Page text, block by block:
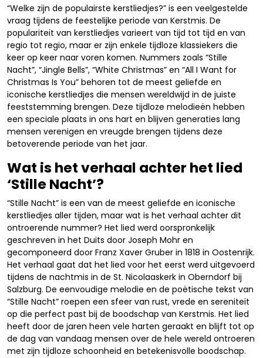
“Welke zijn de populairste kerstliedjes?” is een veelgestelde
vraag tijdens de feestelijke periode van Kerstmis. De
populariteit van kerstliedjes varieert van tijd tot tijd en van
regio tot regio, maar er zijn enkele tijdloze klassiekers die
keer op keer naar voren komen. Nummers zoals “Stille
Nacht”, “Jingle Bells”, “White Christmas” en “All I Want for
Christmas Is You” behoren tot de meest geliefde en
iconische kerstliedjes die mensen wereldwijd in de juiste
feeststemming brengen. Deze tijdloze melodieën hebben
een speciale plaats in ons hart en blijven generaties lang
mensen verenigen en vreugde brengen tijdens deze
betoverende periode van het jaar.
Wat is het verhaal achter het lied
‘Stille Nacht’?
“Stille Nacht” is een van de meest geliefde en iconische
kerstliedjes aller tijden, maar wat is het verhaal achter dit
ontroerende nummer? Het lied werd oorspronkelijk
geschreven in het Duits door Joseph Mohr en
gecomponeerd door Franz Xaver Gruber in 1818 in Oostenrijk.
Het verhaal gaat dat het lied voor het eerst werd uitgevoerd
tijdens de nachtmis in de St. Nicolaaskerk in Oberndorf bij
Salzburg. De eenvoudige melodie en de poëtische tekst van
“Stille Nacht” roepen een sfeer van rust, vrede en sereniteit
op die perfect past bij de boodschap van Kerstmis. Het lied
heeft door de jaren heen vele harten geraakt en blijft tot op
de dag van vandaag mensen over de hele wereld ontroeren
met zijn tijdloze schoonheid en betekenisvolle boodschap.